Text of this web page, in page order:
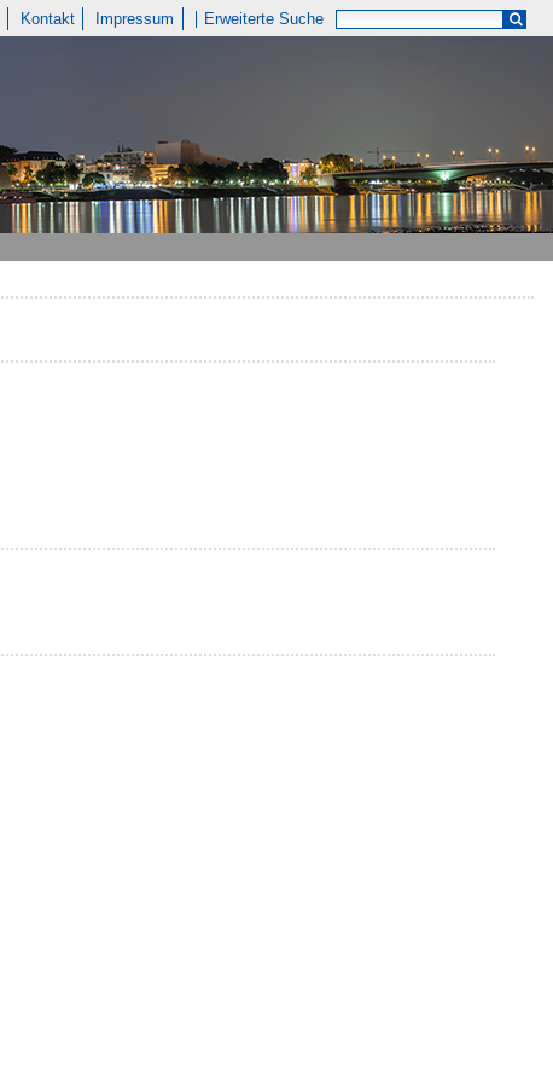
Kontakt Impressum Erweiterte Suche